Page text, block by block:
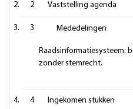
2 Vaststelling agenda
3 Mededelingen
Raadsinformatiesysteem:
zonder stemrecht.
4 Ingekomen stukken